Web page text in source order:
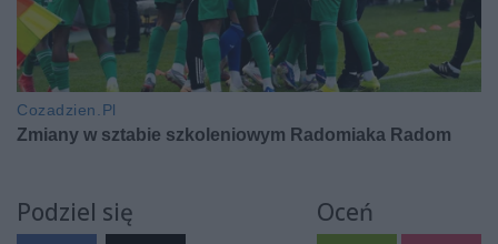
Podziel się Oceń